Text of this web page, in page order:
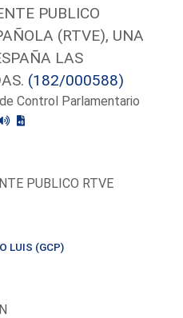
PUBLICO
(RTVE), UNA
LAS
(182/000588)
Control Parlamentario
PUBLICO RTVE
LUIS (GCP)